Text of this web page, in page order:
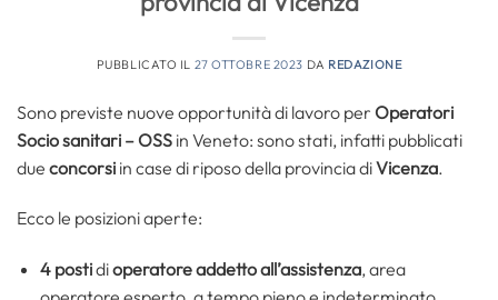
PUBBLICATO IL 27 OTTOBRE 2023 DA REDAZIONE
Sono previste nuove opportunità di lavoro per Operatori
Socio sanitari – OSS in Veneto: sono stati, infatti pubblicati
due concorsi in case di riposo della provincia diVicenza.
Ecco le posizioni aperte:
4 postidioperatore addetto all’assistenza, area